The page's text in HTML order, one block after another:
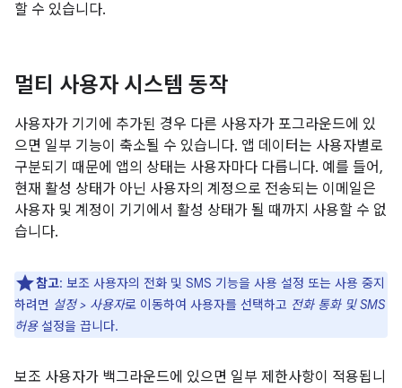
할 수 있습니다.
멀티 사용자 시스템 동작
사용자가 기기에 추가된 경우 다른 사용자가 포그라운드에 있
으면 일부 기능이 축소될 수 있습니다. 앱 데이터는 사용자별로
구분되기 때문에 앱의 상태는 사용자마다 다릅니다. 예를 들어,
현재 활성 상태가 아닌 사용자의 계정으로 전송되는 이메일은
사용자 및 계정이 기기에서 활성 상태가 될 때까지 사용할 수 없
습니다.
참고: 보조 사용자의 전화 및 SMS 기능을 사용 설정 또는 사용 중지
하려면 설정 > 사용자로 이동하여 사용자를 선택하고 전화 통화 및 SMS
허용설정을 끕니다.
보조 사용자가 백그라운드에 있으면 일부 제한사항이 적용됩니